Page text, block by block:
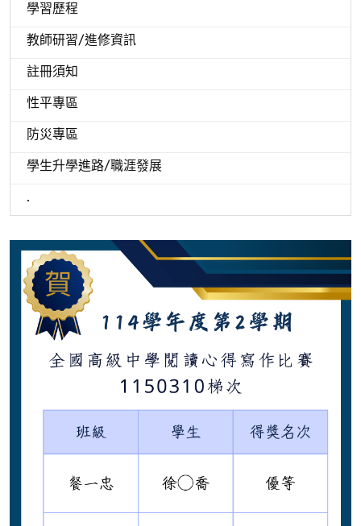
學習歷程
教師研習/進修資訊
註冊須知
性平專區
防災專區
學生升學進路/職涯發展
.